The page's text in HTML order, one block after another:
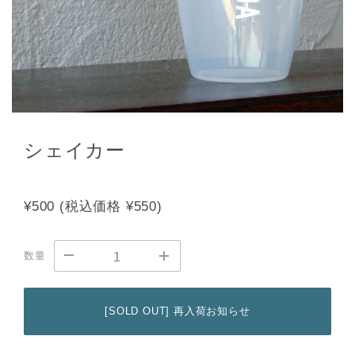
シェイカー
¥500 (税込価格 ¥550)
数量
[SOLD OUT] 再入荷お知らせ